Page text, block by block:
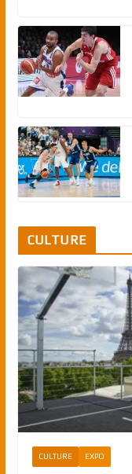
CULTURE
CULTURE EXPO